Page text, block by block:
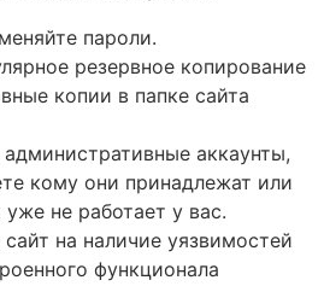
пароли.
резервное копирование
копии в папке сайта
аккаунты,
кому они принадлежат или
не работает у вас.
на наличие уязвимостей
функционала